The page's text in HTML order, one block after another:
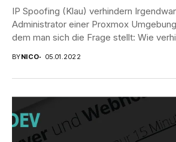
IP Spoofing (Klau) verhindern
Administrator einer Proxmox
dem man sich die Frage stellt: Wie
BYNICO 05.01.2022